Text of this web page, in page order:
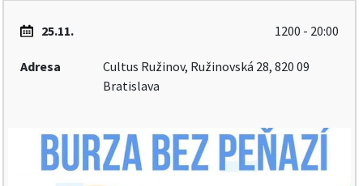
25.11. 1200 - 20:00
Adresa
Cultus Ružinov, Ružinovská 28, 820 09
Bratislava